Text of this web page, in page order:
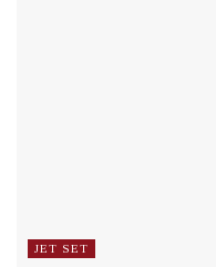
JET SET